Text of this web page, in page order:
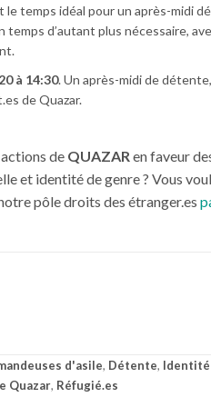
le temps idéal pour un après-midi
temps d’autant plus nécessaire,
à 14:30. Un après-midi de
de Quazar.
de QUAZAR en faveur
et identité de genre ? Vous
pôle droits des étranger.es
d'asile, Détente, Identité
Quazar, Réfugié.es